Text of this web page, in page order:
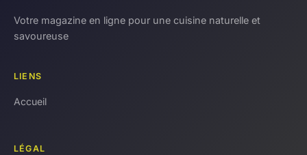
Votre magazine en ligne pour une cuisine naturelle et
savoureuse
LIENS
Accueil
LÉGAL